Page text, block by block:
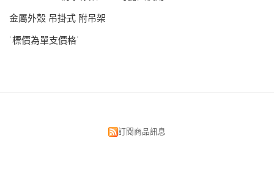
金屬外殼 吊掛式 附吊架
˙標價為單支價格˙
訂閱商品訊息